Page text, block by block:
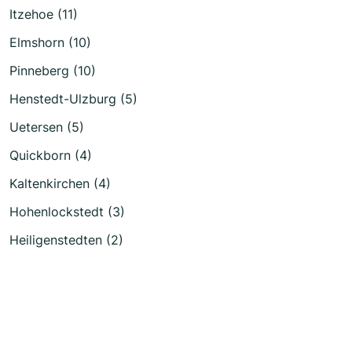
Itzehoe (11)
Elmshorn (10)
Pinneberg (10)
Henstedt-Ulzburg (5)
Uetersen (5)
Quickborn (4)
Kaltenkirchen (4)
Hohenlockstedt (3)
Heiligenstedten (2)